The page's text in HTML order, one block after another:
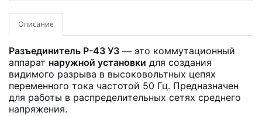
Описание
Разъединитель Р-43 У3 — это коммутационный
аппарат наружной установки для создания
видимого разрыва в высоковольтных цепях
переменного тока частотой 50 Гц. Предназначен
для работы в распределительных сетях среднего
напряжения.